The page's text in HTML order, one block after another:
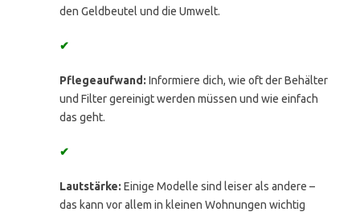
den Geldbeutel und die Umwelt.
✔
Pflegeaufwand: Informiere dich, wie oft der Behälter
und Filter gereinigt werden müssen und wie einfach
das geht.
✔
Lautstärke: Einige Modelle sind leiser als andere –
das kann vor allem in kleinen Wohnungen wichtig